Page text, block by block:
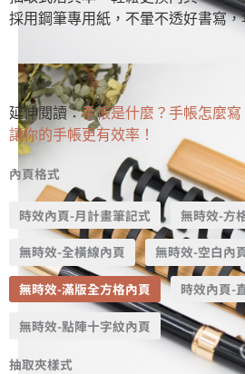
採用鋼筆專用紙，不暈不透好書寫
延伸閱讀：手帳是什麼？手帳怎麼
讓你的手帳更有效率！
內頁格式
時效內頁-月計畫筆記式 無時效-方
無時效-全橫線內頁 無時效-空白內
無時效-滿版全方格內頁 時效內頁-
無時效-點陣十字紋內頁
抽取夾樣式